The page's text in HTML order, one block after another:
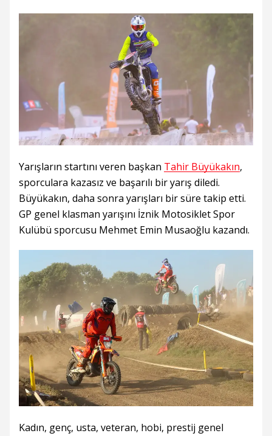
Yarışların startını veren başkan Tahir Büyükakın,
sporculara kazasız ve başarılı bir yarış diledi.
Büyükakın, daha sonra yarışları bir süre takip etti.
GP genel klasman yarışını İznik Motosiklet Spor
Kulübü sporcusu Mehmet Emin Musaoğlu kazandı.
Kadın, genç, usta, veteran, hobi, prestij genel